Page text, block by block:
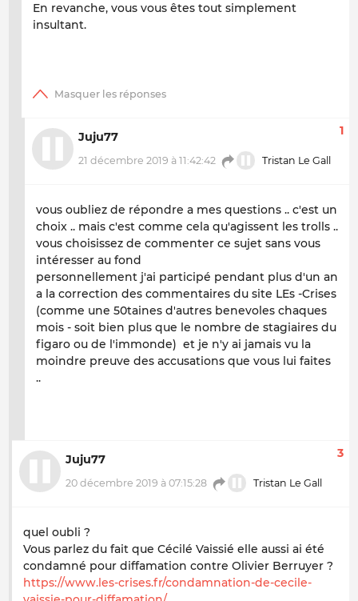
En revanche, vous vous êtes tout simplement
insultant.
Juju77
21 décembre 2019 à 11:42:42 Tristan Le Gall
1
vous oubliez de répondre a mes questions .. c'est un
choix .. mais c'est comme cela qu'agissent les trolls ..
vous choisissez de commenter ce sujet sans vous
intéresser au fond
personnellement j'ai participé pendant plus d'un an
a la correction des commentaires du site LEs -Crises
(comme une 50taines d'autres benevoles chaques
mois - soit bien plus que le nombre de stagiaires du
figaro ou de l'immonde) et je n'y ai jamais vu la
moindre preuve des accusations que vous lui faites
..
Juju77
20 décembre 2019 à 07:15:28 Tristan Le Gall
3
quel oubli ?
Vous parlez du fait que Cécilé Vaissié elle aussi ai été
condamné pour diffamation contre Olivier Berruyer ?
https://www.les-crises.fr/condamnation-de-cecile-